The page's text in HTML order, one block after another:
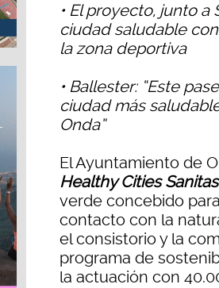
• El proyecto, junto
ciudad saludable
la zona deportiva
• Ballester: “Este
ciudad más
Onda”
El Ayuntamiento de
Healthy Cities Sanitas
verde concebido
contacto con la
el consistorio y la
programa de
la actuación con